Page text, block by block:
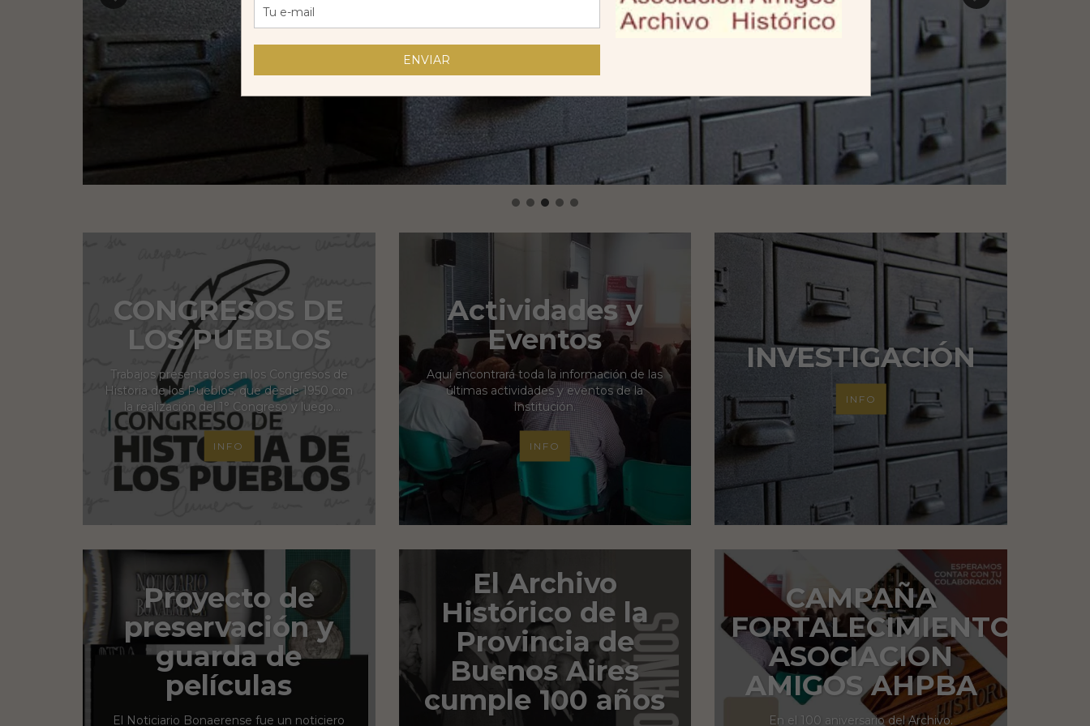
CONGRESOS DE
LOS PUEBLOS
Trabajos presentados en los Congresos de
Historia de los Pueblos, que desde 1950 con
la realización del 1° Congreso y luego
sostenido desde 1991 sostenido constituyen
un espacio de encuentro e intercambio entre
investigadores/as académicos e
historiadores/as locales que indagan acerca
de diversas temáticas provinciales,
colectivas y a la producción de conocimientos
sobre su historia.
INFO
Actividades y
Eventos
Aquí encontrará toda la información de las
últimas actividades y eventos de la
Institución.
INFO
INVESTIGACIÓN
INFO
Proyecto de
preservación y
guarda de
películas
El Noticiario Bonaerense fue un noticiero
El Archivo
Histórico de la
Provincia de
Buenos Aires
cumple 100 años
CAMPAÑA
FORTALECIMIENTO
ASOCIACION
AMIGOS AHPBA
En el 100 aniversario del Archivo.